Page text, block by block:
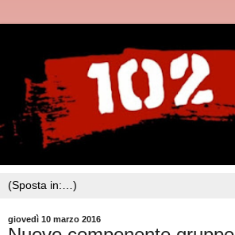
giovedì 10 marzo 2016